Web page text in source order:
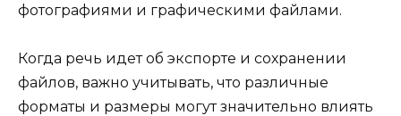
фотографиями и графическими файлами.
Когда речь идет об экспорте и сохранении
файлов, важно учитывать, что различные
форматы и размеры могут значительно влиять